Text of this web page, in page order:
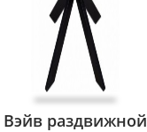
Вэйв раздвижной